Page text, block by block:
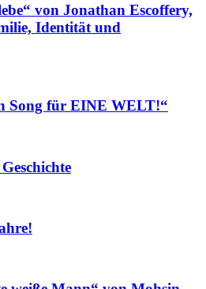
von Jonathan Escoffery,
Identität und
Song für EINE WELT!“